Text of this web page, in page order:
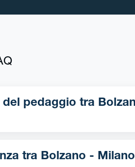
tra Bolzano -
Qual è la distanza tra Bolzano - Milano